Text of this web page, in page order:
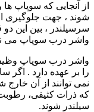
از آنجایی که سوپاپ
شوند ، جهت جلوگیری
سرسیلندر ، بین این
واشر درب سوپاپ می
واشر درب سوپاپ
را بر عهده دارد . اگر
نمی توانند از آن
که ذرات کثیفی،
سیلندر شوند.